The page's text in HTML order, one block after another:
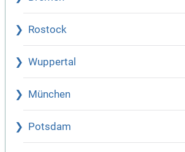
Rostock
Wuppertal
München
Potsdam